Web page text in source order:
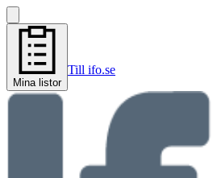
Mina listor
Till ifo.se